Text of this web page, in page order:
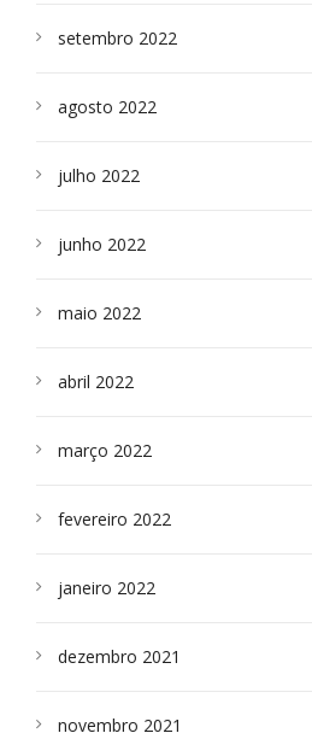
setembro 2022
agosto 2022
julho 2022
junho 2022
maio 2022
abril 2022
março 2022
fevereiro 2022
janeiro 2022
dezembro 2021
novembro 2021